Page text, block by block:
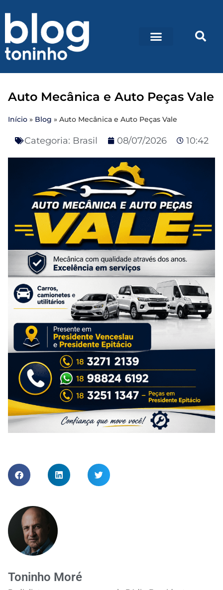
Auto Mecânica e Auto Peças Vale
Início » Blog » Auto Mecânica e Auto Peças Vale
Categoria: Brasil 08/07/2026 10:42
Toninho Moré